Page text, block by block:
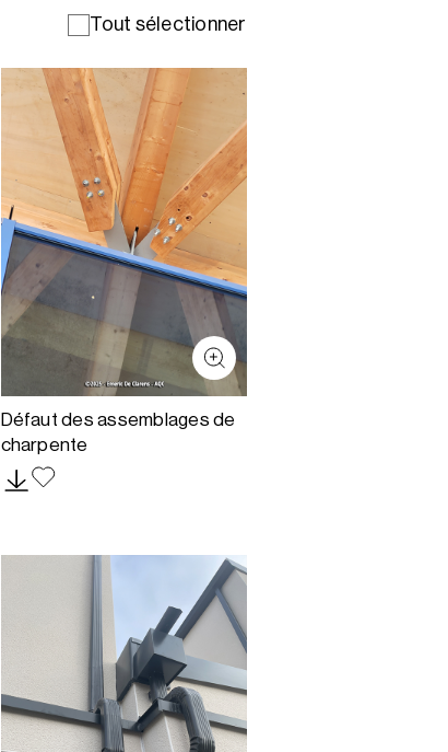
Tout sélectionner
Défaut des assemblages de
charpente